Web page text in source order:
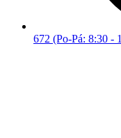
672 (Po-Pá: 8:30 -